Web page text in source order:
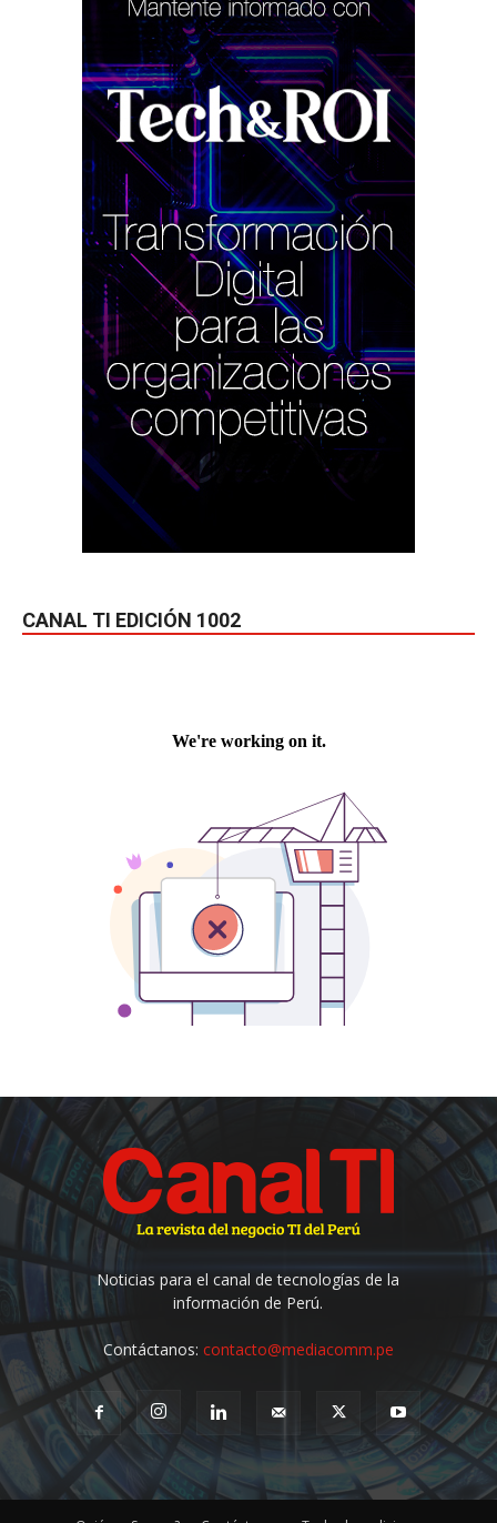
CANAL TI EDICIÓN 1002
Noticias para el canal de tecnologías de la
información de Perú.
Contáctanos: contacto@mediacomm.pe